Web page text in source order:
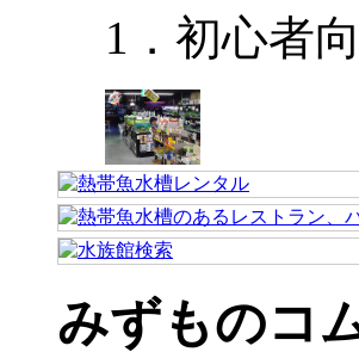
1．初心者
みずものコ